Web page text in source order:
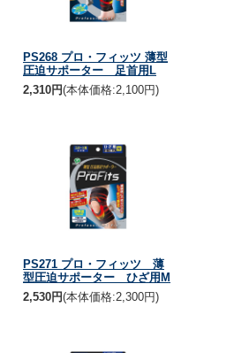
PS268 プロ・フィッツ 薄型
圧迫サポーター 足首用L
2,310円(本体価格:2,100円)
PS271 プロ・フィッツ 薄
型圧迫サポーター ひざ用M
2,530円(本体価格:2,300円)